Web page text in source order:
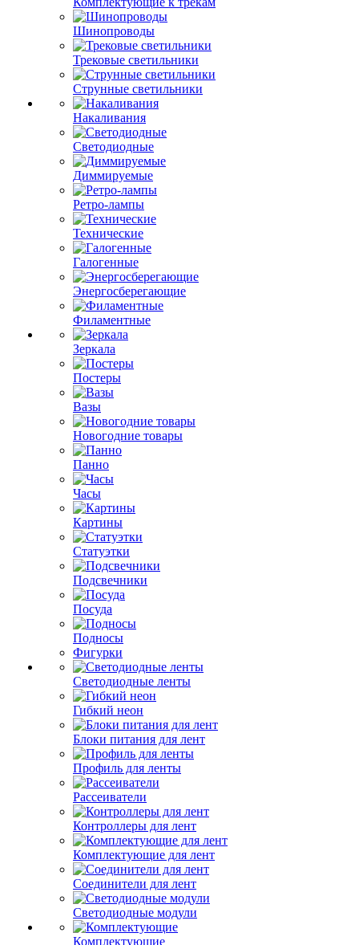
Шинопроводы
Трековые светильники
Струнные светильники
Накаливания
Светодиодные
Диммируемые
Ретро-лампы
Технические
Галогенные
Энергосберегающие
Филаментные
Зеркала
Постеры
Вазы
Новогодние товары
Панно
Часы
Картины
Статуэтки
Подсвечники
Посуда
Подносы
Фигурки
Светодиодные ленты
Гибкий неон
Блоки питания для лент
Профиль для ленты
Рассеиватели
Контроллеры для лент
Комплектующие для лент
Соединители для лент
Светодиодные модули
Комплектующие